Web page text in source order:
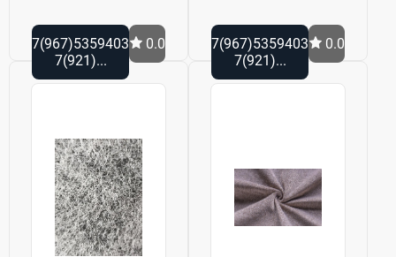
7(967)5359403
7(921)...
0.0
7(967)5359403
7(921)...
0.0